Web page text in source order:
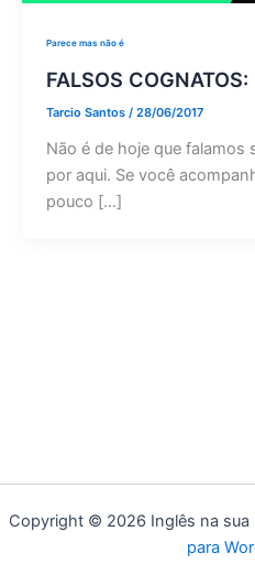
Parece mas não é
FALSOS
Tarcio Santos / 28/06/2017
Não é de hoje que
por aqui. Se você
pouco […]
Copyright © 2026 Inglês na sua
para